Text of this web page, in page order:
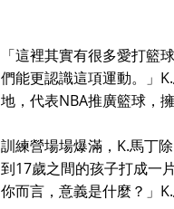
「這裡其實有很多愛打籃
們能更認識這項運動。」
地，代表NBA推廣籃球，
訓練營場場爆滿，K.馬丁
到17歲之間的孩子打成一
你而言，意義是什麼？」